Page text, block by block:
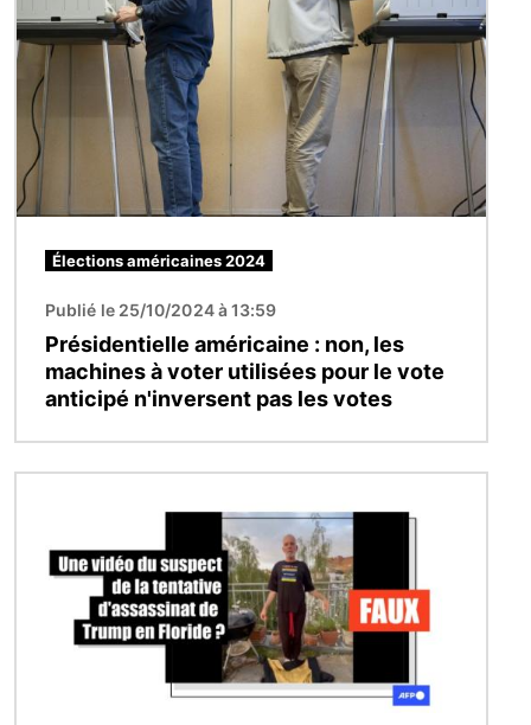
Élections américaines 2024
Publié le 25/10/2024 à 13:59
Présidentielle américaine : non, les
machines à voter utilisées pour le vote
anticipé n'inversent pas les votes